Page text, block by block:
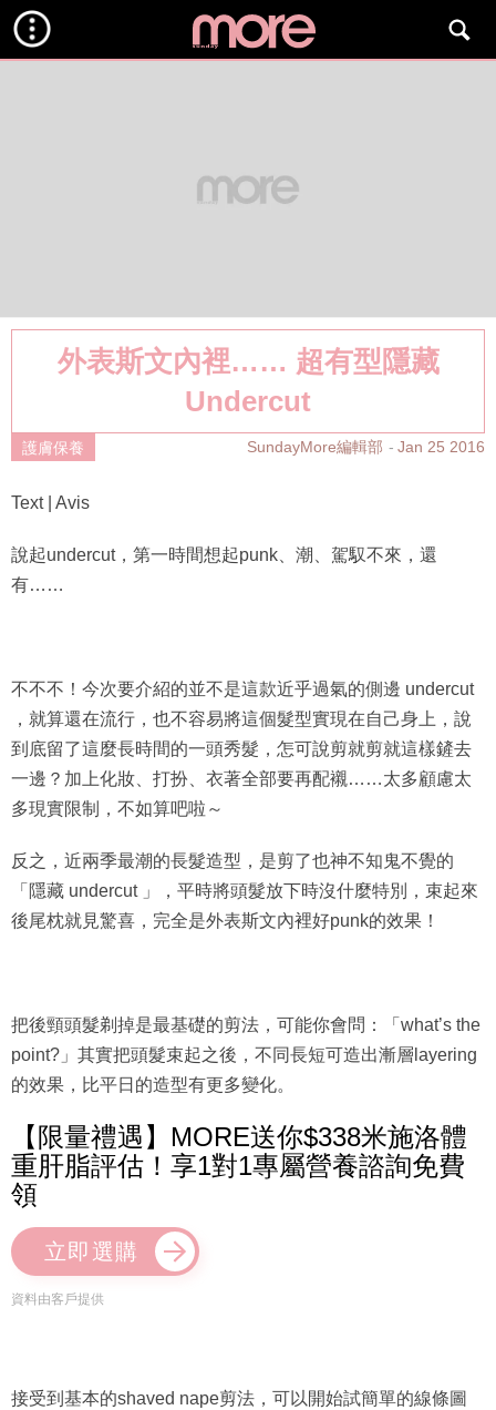
外表斯文內裡…… 超有型隱藏
Undercut
護膚保養 SundayMore編輯部 Jan 25 2016
Text | Avis
說起undercut，第一時間想起punk、潮、駕馭不來，還
有……
不不不！今次要介紹的並不是這款近乎過氣的側邊 undercut
，就算還在流行，也不容易將這個髮型實現在自己身上，說
到底留了這麼長時間的一頭秀髮，怎可說剪就剪就這樣鏟去
一邊？加上化妝、打扮、衣著全部要再配襯……太多顧慮太
多現實限制，不如算吧啦～
反之，近兩季最潮的長髮造型，是剪了也神不知鬼不覺的
「隱藏 undercut 」，平時將頭髮放下時沒什麼特別，束起來
後尾枕就見驚喜，完全是外表斯文內裡好punk的效果！
把後頸頭髮剃掉是最基礎的剪法，可能你會問：「what’s the
point?」其實把頭髮束起之後，不同長短可造出漸層layering
的效果，比平日的造型有更多變化。
【限量禮遇】MORE送你$338米施洛體
重肝脂評估！享1對1專屬營養諮詢免費
領
立即選購
資料由客戶提供
接受到基本的shaved nape剪法，可以開始試簡單的線條圖